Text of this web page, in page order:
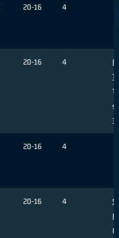
20-16 4
20-16 4
3
20-16 4
20-16 4